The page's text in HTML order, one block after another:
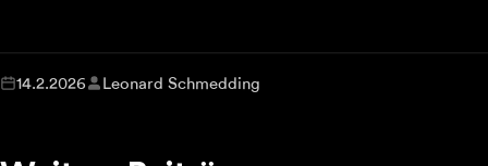
14.2.2026 Leonard Schmedding